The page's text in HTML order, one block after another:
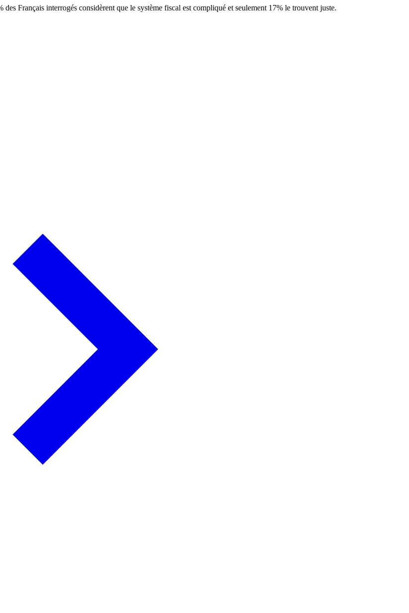
Français interrogés considèrent que le système fiscal est compliqué et seulement 17% le trouvent juste.